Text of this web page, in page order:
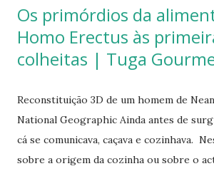
Os primórdios da
Homo Erectus às
colheitas | Tuga
Reconstituição 3D de um homem de
National Geographic Ainda antes de
cá se comunicava, caçava e cozinhava.
sobre a origem da cozinha ou sobre o